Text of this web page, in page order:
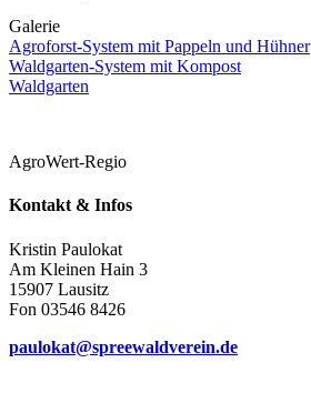
Galerie
Agroforst-System mit Pappeln und Hühner
Waldgarten-System mit Kompost
Waldgarten
AgroWert-Regio
Kontakt & Infos
Kristin Paulokat
Am Kleinen Hain 3
15907 Lausitz
Fon 03546 8426
paulokat@spreewaldverein.de